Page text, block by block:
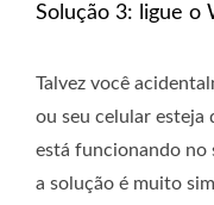
Solução 3: ligue o
Talvez você
ou seu celular esteja
está funcionando no
a solução é muito